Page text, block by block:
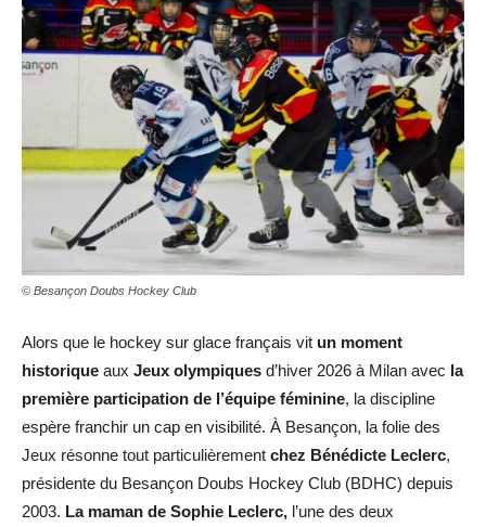
© Besançon Doubs Hockey Club
Alors que le hockey sur glace français vit un moment
historique aux Jeux olympiques d’hiver 2026 à Milan avec la
première participation de l’équipe féminine, la discipline
espère franchir un cap en visibilité. À Besançon, la folie des
Jeux résonne tout particulièrement chez Bénédicte Leclerc,
présidente du Besançon Doubs Hockey Club (BDHC) depuis
2003. La maman de Sophie Leclerc, l’une des deux